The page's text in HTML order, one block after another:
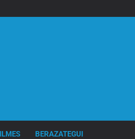
BERAZATEGUI